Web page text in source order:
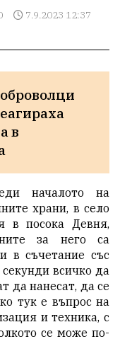
7.9.2023 12:37
в
началото на
храни, в село
в посока Девня,
за него са
в съчетание със
всичко да
да нанесат, да се
тук е въпрос на
и техника, с
се може по-